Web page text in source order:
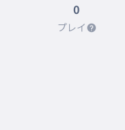
0
プレイ